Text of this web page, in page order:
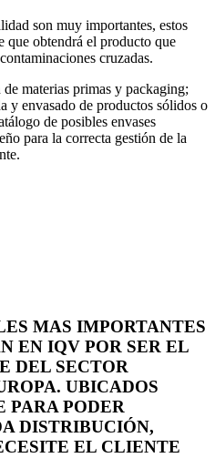
son muy importantes, estos
que obtendrá el producto que
cruzadas.
materias primas y packaging;
y envasado de productos sólidos o
de posibles envases
para la correcta gestión de la
MAS IMPORTANTES
EN IQV POR SER EL
DEL SECTOR
UBICADOS
PARA PODER
DISTRIBUCIÓN,
EL CLIENTE